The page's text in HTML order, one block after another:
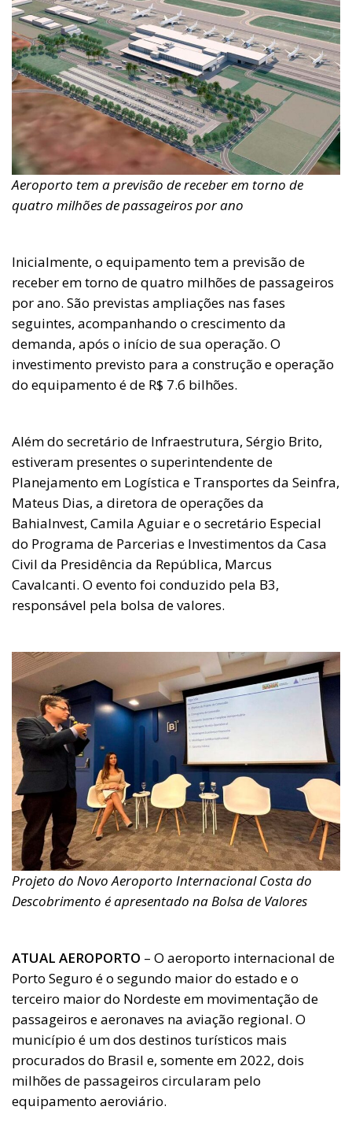
Aeroporto tem a previsão de receber em torno de
quatro milhões de passageiros por ano
Inicialmente, o equipamento tem a previsão de
receber em torno de quatro milhões de passageiros
por ano. São previstas ampliações nas fases
seguintes, acompanhando o crescimento da
demanda, após o início de sua operação. O
investimento previsto para a construção e operação
do equipamento é de R$ 7.6 bilhões.
Além do secretário de Infraestrutura, Sérgio Brito,
estiveram presentes o superintendente de
Planejamento em Logística e Transportes da Seinfra,
Mateus Dias, a diretora de operações da
BahiaInvest, Camila Aguiar e o secretário Especial
do Programa de Parcerias e Investimentos da Casa
Civil da Presidência da República, Marcus
Cavalcanti. O evento foi conduzido pela B3,
responsável pela bolsa de valores.
Projeto do Novo Aeroporto Internacional Costa do
Descobrimento é apresentado na Bolsa de Valores
ATUAL AEROPORTO – O aeroporto internacional de
Porto Seguro é o segundo maior do estado e o
terceiro maior do Nordeste em movimentação de
passageiros e aeronaves na aviação regional. O
município é um dos destinos turísticos mais
procurados do Brasil e, somente em 2022, dois
milhões de passageiros circularam pelo
equipamento aeroviário.